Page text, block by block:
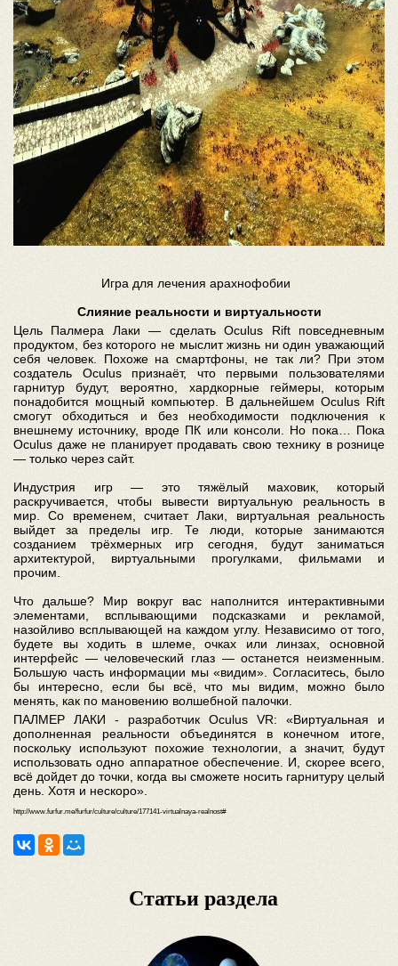
Игра для лечения арахнофобии
Слияние реальности и виртуальности
Цель Палмера Лаки — сделать Oculus Rift повседневным
продуктом, без которого не мыслит жизнь ни один уважающий
себя человек. Похоже на смартфоны, не так ли? При этом
создатель Oculus признаёт, что первыми пользователями
гарнитур будут, вероятно, хардкорные геймеры, которым
понадобится мощный компьютер. В дальнейшем Oculus Rift
смогут обходиться и без необходимости подключения к
внешнему источнику, вроде ПК или консоли. Но пока… Пока
Oculus даже не планирует продавать свою технику в рознице
— только через сайт.
Индустрия игр — это тяжёлый маховик, который
раскручивается, чтобы вывести виртуальную реальность в
мир. Со временем, считает Лаки, виртуальная реальность
выйдет за пределы игр. Те люди, которые занимаются
созданием трёхмерных игр сегодня, будут заниматься
архитектурой, виртуальными прогулками, фильмами и
прочим.
Что дальше? Мир вокруг вас наполнится интерактивными
элементами, всплывающими подсказками и рекламой,
назойливо всплывающей на каждом углу. Независимо от того,
будете вы ходить в шлеме, очках или линзах, основной
интерфейс — человеческий глаз — останется неизменным.
Большую часть информации мы «видим». Согласитесь, было
бы интересно, если бы всё, что мы видим, можно было
менять, как по мановению волшебной палочки.
ПАЛМЕР ЛАКИ - разработчик Oculus VR: «Виртуальная и
дополненная реальности объединятся в конечном итоге,
поскольку используют похожие технологии, а значит, будут
использовать одно аппаратное обеспечение. И, скорее всего,
всё дойдет до точки, когда вы сможете носить гарнитуру целый
день. Хотя и нескоро».
http://www.furfur.me/furfur/culture/culture/177141-virtualnaya-realnost#
Статьи раздела